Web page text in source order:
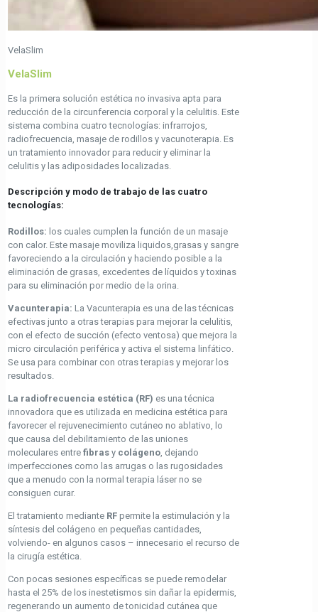
VelaSlim
VelaSlim
Es la primera solución estética no invasiva apta para
reducción de la circunferencia corporal y la celulitis. Este
sistema combina cuatro tecnologías: infrarrojos,
radiofrecuencia, masaje de rodillos y vacunoterapia. Es
un tratamiento innovador para reducir y eliminar la
celulitis y las adiposidades localizadas.
Descripción y modo de trabajo de las cuatro
tecnologías:
Rodillos: los cuales cumplen la función de un masaje
con calor. Este masaje moviliza liquidos,grasas y sangre
favoreciendo a la circulación y haciendo posible a la
eliminación de grasas, excedentes de líquidos y toxinas
para su eliminación por medio de la orina.
Vacunterapia: La Vacunterapia es una de las técnicas
efectivas junto a otras terapias para mejorar la celulitis,
con el efecto de succión (efecto ventosa) que mejora la
micro circulación periférica y activa el sistema linfático.
Se usa para combinar con otras terapias y mejorar los
resultados.
La radiofrecuencia estética (RF) es una técnica
innovadora que es utilizada en medicina estética para
favorecer el rejuvenecimiento cutáneo no ablativo, lo
que causa del debilitamiento de las uniones
moleculares entrefibras y colágeno , dejando
imperfecciones como las arrugas o las rugosidades
que a menudo con la normal terapia láser no se
consiguen curar.
El tratamiento mediante RF permite la estimulación y la
síntesis del colágeno en pequeñas cantidades,
volviendo- en algunos casos – innecesario el recurso de
la cirugía estética.
Con pocas sesiones específicas se puede remodelar
hasta el 25% de los inestetismos sin dañar la epidermis,
regenerando un aumento de tonicidad cutánea que